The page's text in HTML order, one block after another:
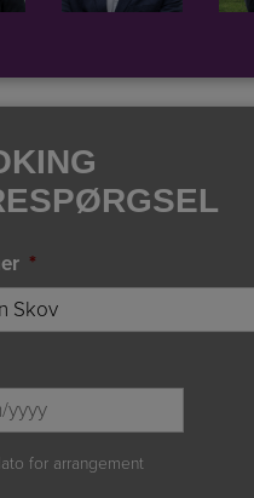
*
slash
for arrangement